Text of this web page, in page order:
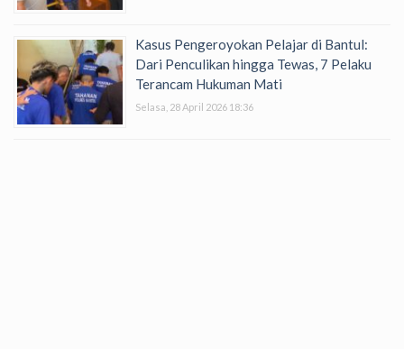
Kasus Pengeroyokan Pelajar di Bantul:
Dari Penculikan hingga Tewas, 7 Pelaku
Terancam Hukuman Mati
Selasa, 28 April 2026 18:36